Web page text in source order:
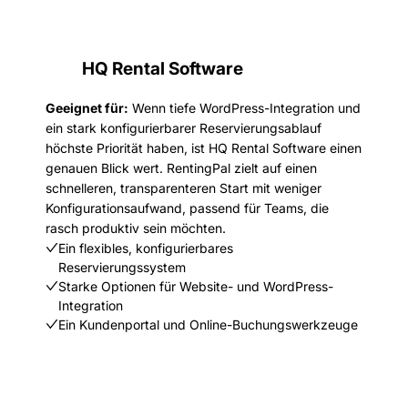
HQ Rental Software
Geeignet für: Wenn tiefe WordPress-Integration und
ein stark konfigurierbarer Reservierungsablauf
höchste Priorität haben, ist HQ Rental Software einen
genauen Blick wert. RentingPal zielt auf einen
schnelleren, transparenteren Start mit weniger
Konfigurationsaufwand, passend für Teams, die
rasch produktiv sein möchten.
Ein flexibles, konfigurierbares
Reservierungssystem
Starke Optionen für Website- und WordPress-
Integration
Ein Kundenportal und Online-Buchungswerkzeuge